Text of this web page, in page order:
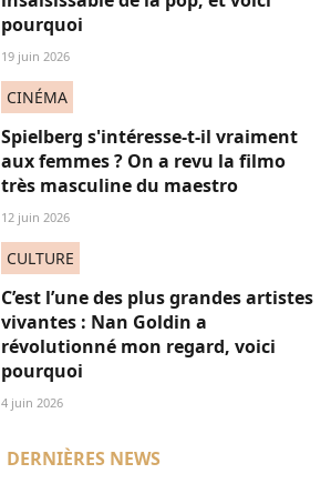
pourquoi
19 juin 2026
CINÉMA
Spielberg s'intéresse-t-il vraiment
aux femmes ? On a revu la filmo
très masculine du maestro
12 juin 2026
CULTURE
C’est l’une des plus grandes artistes
vivantes : Nan Goldin a
révolutionné mon regard, voici
pourquoi
4 juin 2026
DERNIÈRES NEWS